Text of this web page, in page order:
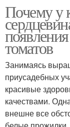
Почему у
томатов
Занимаясь
приусадебных
красивые
качествами.
внешне все